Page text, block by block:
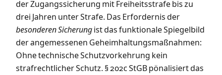
der Zugangssicherung mit Freiheitsstrafe bis zu
drei Jahren unter Strafe. Das Erfordernis der
besonderen Sicherungist das funktionale Spiegelbild
der angemessenen Geheimhaltungsmaßnahmen:
Ohne technische Schutzvorkehrung kein
strafrechtlicher Schutz. § 202c StGB pönalisiert das